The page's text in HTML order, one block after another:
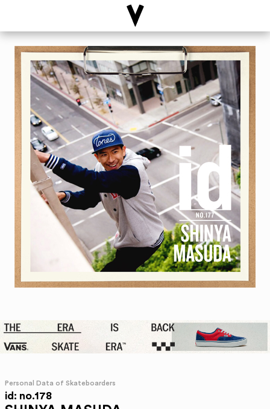
Personal Data of Skateboarders
id: no.178